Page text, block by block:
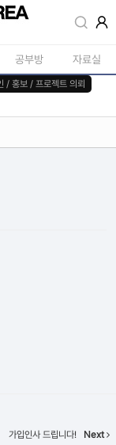
공부방 자료실
/ 홍보 / 프로젝트 의뢰
가입인사 드립니다! Next